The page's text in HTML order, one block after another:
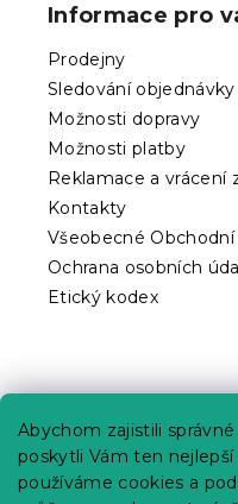
Abychom zajistili
poskytli Vám ten
používáme cookies a
Informace pro
Prodejny
Sledování objednávky
Možnosti dopravy
Možnosti platby
Reklamace a vrácení
Kontakty
Všeobecné
Ochrana osobních
Etický kodex
Kariéra
Poptávky a B2B